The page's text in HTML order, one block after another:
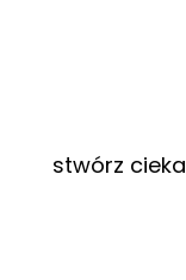
stwórz